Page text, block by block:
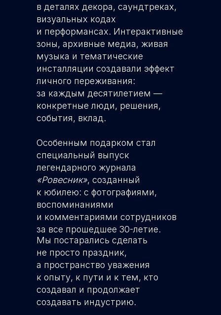
Мы постарались сделать
не просто праздник,
а пространство уважения
к опыту, к пути и к тем, кто
создавал и продолжает
создавать индустрию.
в деталях декора, саундтреках,
визуальных кодах
и перформансах. Интерактивные
зоны, архивные медиа, живая
музыка и тематические
инсталляции создавали эффект
личного переживания:
за каждым десятилетием —
конкретные люди, решения,
события, вклад.
Особенным подарком стал
специальный выпуск
легендарного журнала
«Ровесник», созданный
к юбилею: с фотографиями,
воспоминаниями
и комментариями сотрудников
за все прошедшее 30-летие.